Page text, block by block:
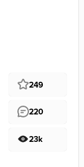
249
220
23k